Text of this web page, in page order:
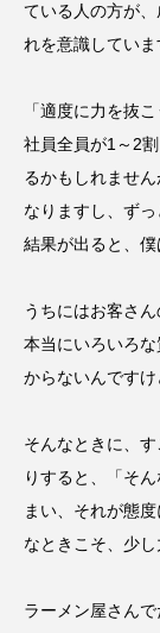
ている人の方が
れを意識していま
「適度に力を抜
社員全員が1～2
るかもしれませ
なりますし、ず
結果が出ると、僕
うちにはお客さ
本当にいろいろ
からないんですけ
そんなときに、
りすると、「そ
まい、それが態
なときこそ、少
ラーメン屋さん